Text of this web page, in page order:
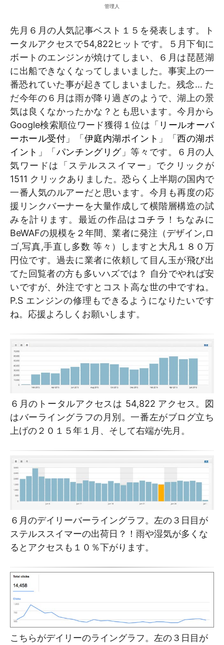
管理人
先月６月の人気記事ベスト１５を発表します。ト
ータルアクセスで54,822ヒットです。５月下旬に
ボートのエンジンが焼けてしまい、６月は琵琶湖
に出船できなくなってしまいました。事実上の一
番恐れていた事が起きてしまいました。残念… た
だ今年の６月は雨が降り過ぎのようで、湖上の景
気は良くなかったかな？とも思います。今月から
Google検索順位ワード獲得１位は「 リールオーバ
ーホール受付 」「 伊庭内湖ポイント 」「西の湖ポ
イント 」「 パンチングリグ」等々です。６月の人
気ワードは「ステルススイマー」でクリックが
1511 クリックありました。恐らく上半期の国内で
一番人気のルアーだと思います。今月も再度の応
援リンクバーナーを大量作成して横階層構造の試
みを計ります。最近の作品は コチラ ！ちなみに
BeWAFの規模を２年間、業者に発注（デザイン,ロ
ゴ,写真,手直し多数 等々）しますと大凡１８０万
円位です。過去に業者に依頼して目ん玉が飛び出
てた回覧者の方も多いハズでは？ 自分でやれば安
いですが、外注ですとコスト高な世の中ですね。
P.S エンジンの修理もできるようになりたいです
ね。応援よろしくお願いします。
６月のトータルアクセスは 54,822 アクセス。図
はバーライングラフの月別。一番左がブログ立ち
上げの２０１５年１月、そして右端が先月。
６月のデイリーバーライングラフ。左の３日目が
ステルススイマーの出荷日？！雨や湿気が多くな
るとアクセスも１０％下がります。
こちらがデイリーのライングラフ。左の３日目が